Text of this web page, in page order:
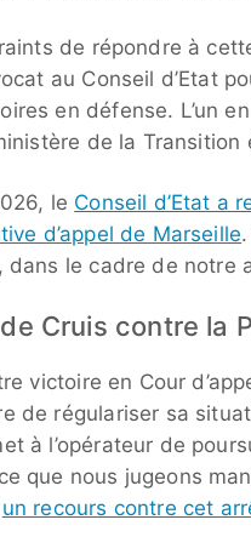
de répondre à
au Conseil d’Etat
en défense. L’un
de la Transition
le Conseil d’Etat a
d’appel de Marseille
dans le cadre de notre
Cruis contre la
victoire en Cour
de régulariser sa
à l’opérateur de
que nous jugeons
un recours contre cet